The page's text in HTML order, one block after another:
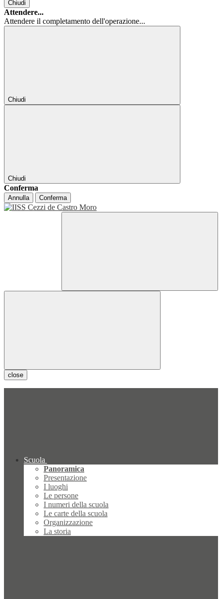
Chiudi
Attendere...
Attendere il completamento dell'operazione...
Chiudi
Chiudi
Conferma
Annulla Conferma
close
Scuola
Panoramica
Presentazione
I luoghi
Le persone
I numeri della scuola
Le carte della scuola
Organizzazione
La storia